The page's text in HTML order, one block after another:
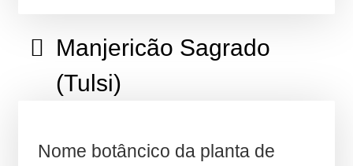
Manjericão Sagrado
(Tulsi)
Nome botâncico da planta de